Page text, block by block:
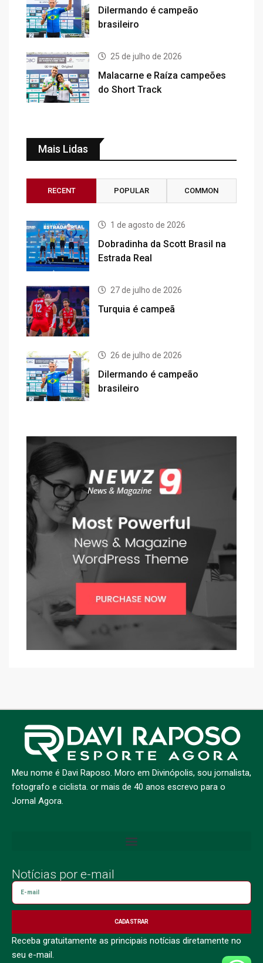
Dilermando é campeão
brasileiro
25 de julho de 2026
Malacarne e Raíza campeões
do Short Track
Mais Lidas
RECENT POPULAR COMMON
1 de agosto de 2026
Dobradinha da Scott Brasil na
Estrada Real
27 de julho de 2026
Turquia é campeã
26 de julho de 2026
Dilermando é campeão
brasileiro
Meu nome é Davi Raposo. Moro em Divinópolis, sou jornalista,
fotografo e ciclista. or mais de 40 anos escrevo para o
Jornal Agora.
Notícias por e-mail
CADASTRAR
Receba gratuitamente as principais notícias diretamente no
seu e-mail.